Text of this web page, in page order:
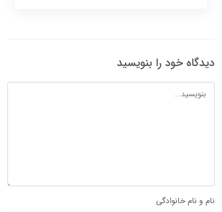
دیدگاه خود را بنویسید
نام و نام خانوادگی